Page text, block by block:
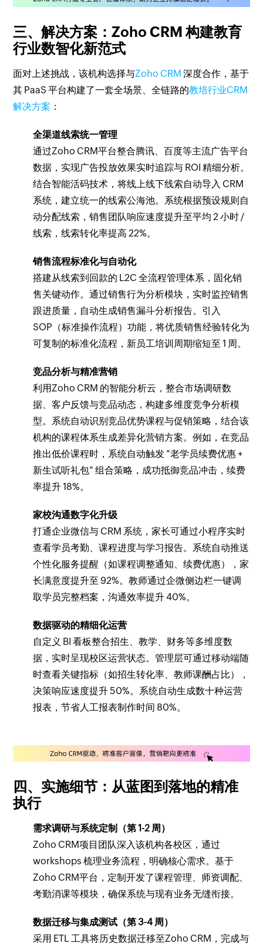
三、解决方案：Zoho CRM 构建教育
行业数智化新范式
面对上述挑战，该机构选择与Zoho CRM 深度合作，基于
其 PaaS 平台构建了一套全场景、全链路的教培行业CRM
解决方案 ：
全渠道线索统一管理
通过Zoho CRM平台整合腾讯、百度等主流广告平台
数据，实现广告投放效果实时追踪与 ROI 精细分析。
结合智能活码技术，将线上线下线索自动导入 CRM
系统，建立统一的线索公海池。系统根据预设规则自
动分配线索，销售团队响应速度提升至平均 2 小时 /
线索，线索转化率提高 22%。
销售流程标准化与自动化
搭建从线索到回款的 L2C 全流程管理体系，固化销
售关键动作。通过销售行为分析模块，实时监控销售
跟进质量，自动生成销售漏斗分析报告。引入
SOP（标准操作流程）功能，将优质销售经验转化为
可复制的标准化流程，新员工培训周期缩短至 1 周。
竞品分析与精准营销
利用Zoho CRM 的智能分析云，整合市场调研数
据、客户反馈与竞品动态，构建多维度竞争分析模
型。系统自动识别竞品优势课程与促销策略，结合该
机构的课程体系生成差异化营销方案。例如，在竞品
推出低价课程时，系统自动触发 "老学员续费优惠 +
新生试听礼包" 组合策略，成功抵御竞品冲击，续费
率提升 18%。
家校沟通数字化升级
打通企业微信与 CRM 系统，家长可通过小程序实时
查看学员考勤、课程进度与学习报告。系统自动推送
个性化服务提醒（如课程调整通知、续费优惠），家
长满意度提升至 92%。教师通过企微侧边栏一键调
取学员完整档案，沟通效率提升 40%。
数据驱动的精细化运营
自定义 BI 看板整合招生、教学、财务等多维度数
据，实时呈现校区运营状态。管理层可通过移动端随
时查看关键指标（如招生转化率、教师课酬占比），
决策响应速度提升 50%。系统自动生成数十种运营
报表，节省人工报表制作时间 80%。
四、实施细节：从蓝图到落地的精准
执行
需求调研与系统定制（第 1-2 周）
Zoho CRM项目团队深入该机构各校区，通过
workshops 梳理业务流程，明确核心需求。基于
Zoho CRM平台，定制开发了课程管理、师资调配、
考勤消课等模块，确保系统与现有业务无缝衔接。
数据迁移与集成测试（第 3-4 周）
采用 ETL 工具将历史数据迁移至Zoho CRM，完成与